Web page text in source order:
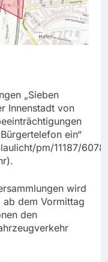
„Sieben
Innenstadt von
ein“
pm/11187/
wird
ab dem Vormittag
den